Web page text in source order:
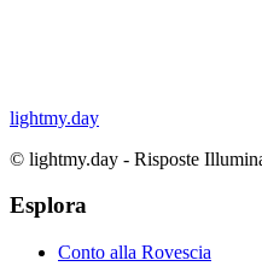
lightmy.day
© lightmy.day - Risposte
Esplora
Conto alla Rovescia